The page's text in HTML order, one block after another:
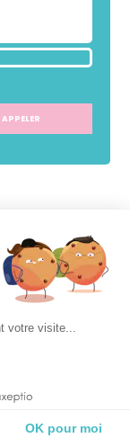
APPELER
09h-19h
votre visite...
OK pour moi